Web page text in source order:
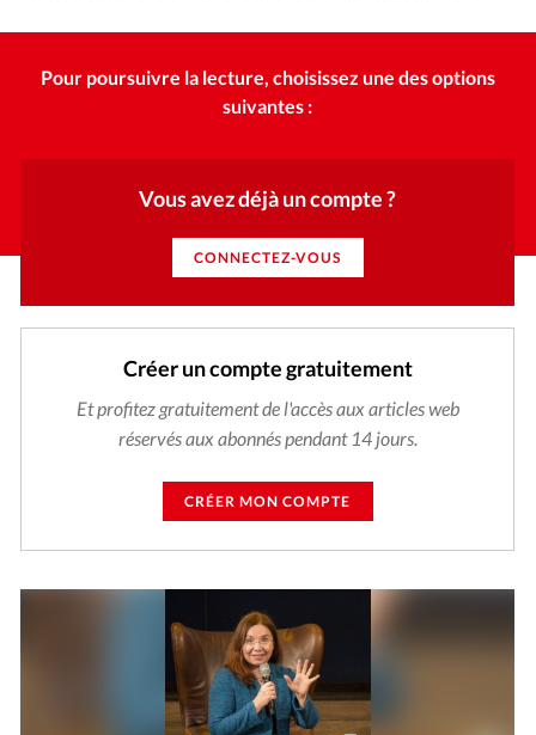
Pour poursuivre la lecture, choisissez une des options
suivantes :
Vous avez déjà un compte ?
CONNECTEZ-VOUS
Créer un compte gratuitement
Et profitez gratuitement de l'accès aux articles web
réservés aux abonnés pendant 14 jours.
CRÉER MON COMPTE